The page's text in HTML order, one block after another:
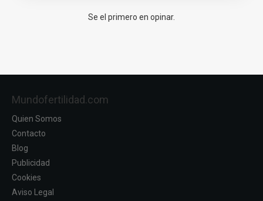
Se el primero en opinar.
Mundofertilidad.com
Quien Somos
Contacto
Blog
Publicidad
Cookies
Aviso Legal